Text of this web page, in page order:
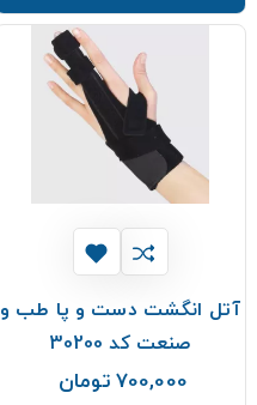
آتل انگشت دست و پا طب و
صنعت کد 30200
700,000 تومان